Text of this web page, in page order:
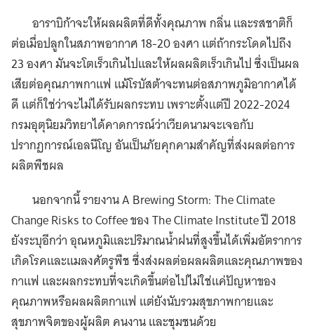
อาราบิก้าจะให้ผลผลิตที่ดีทั้งคุณภาพ กลิ่น และรสชาติก็
ต่อเมื่อปลูกในสภาพอากาศ 18-20 องศา แต่ถ้ากระโดดไปถึง
23 องศา มันจะโตเร็วเกินไปและให้ผลผลิตเร็วเกินไป ซึ่งเป็นผล
เสียต่อคุณภาพกาแฟ แม้โรบัสต้าจะทนต่อสภาพภูมิอากาศได้
ดี แต่ก็ใช่ว่าจะไม่ได้รับผลกระทบ เพราะตั้งแต่ปี 2022-2024
กรมอุตุนิยมวิทยาได้คาดการณ์ว่าเวียดนามจะเจอกับ
ปรากฏการณ์เอลนีโญ อันเป็นภัยคุกคามสำคัญที่ส่งผลต่อการ
ผลิตพืชผล
นอกจากนี้ รายงาน A Brewing Storm: The Climate
Change Risks to Coffee ของ The Climate Institute ปี 2018
ยังระบุอีกว่า อุณหภูมิและปริมาณน้ำฝนที่สูงขึ้นได้เพิ่มอัตราการ
เกิดโรคและแมลงศัตรูพืช ซึ่งส่งผลต่อผลผลิตและคุณภาพของ
กาแฟ และผลกระทบที่จะเกิดขึ้นต่อไปไม่ใช่แค่ปัญหาของ
คุณภาพหรือผลผลิตกาแฟ แต่ยังนับรวมสุขภาพกายและ
สุขภาพจิตของผู้ผลิต คนงาน และชุมชนด้วย